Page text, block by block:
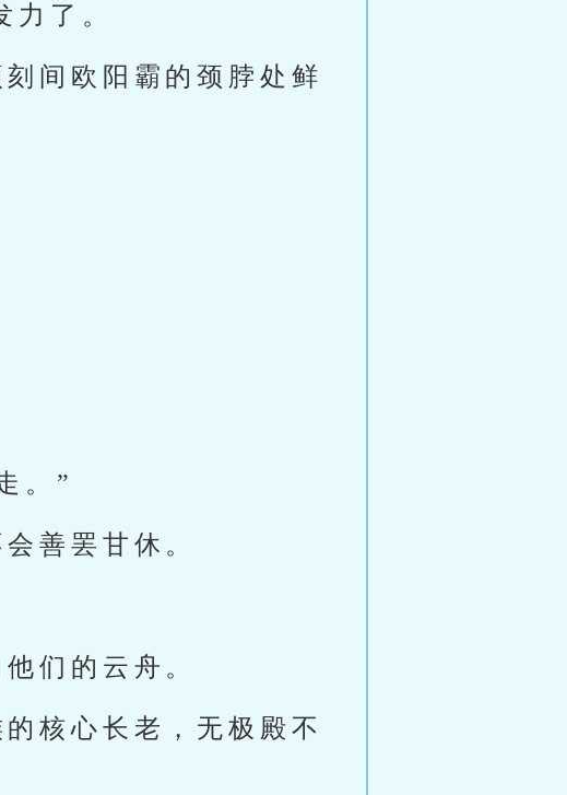
了。
间欧阳霸的颈脖处鲜
。”
善罢甘休。
们的云舟。
核心长老，无极殿不